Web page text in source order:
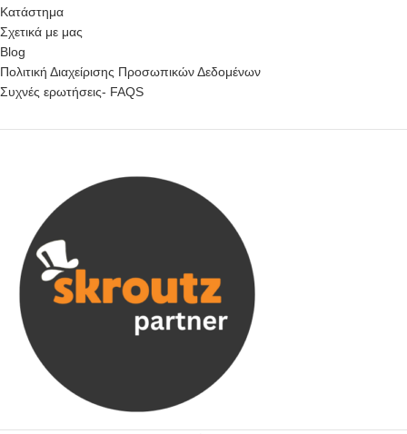
Κατάστημα
Σχετικά με μας
Blog
Πολιτική Διαχείρισης Προσωπικών Δεδομένων
Συχνές ερωτήσεις- FAQS